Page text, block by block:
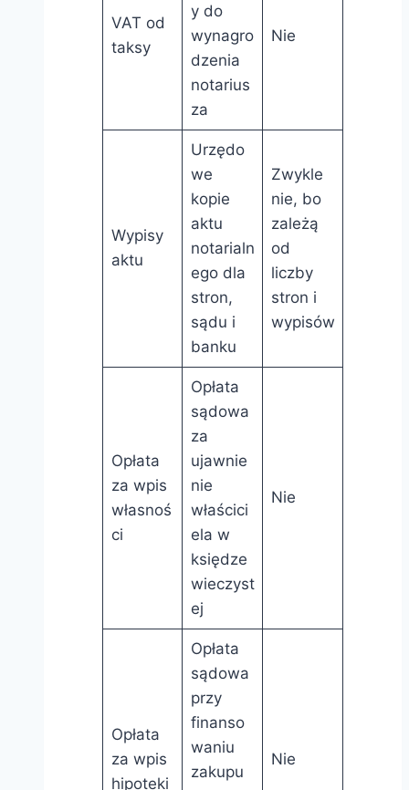
VAT od
taksy
y do
wynagro
dzenia
notarius
za
Nie
Wypisy
aktu
Urzędo
we
kopie
aktu
notarialn
ego dla
stron,
sądu i
banku
Zwykle
nie, bo
zależą
od
liczby
stron i
wypisów
Opłata
za wpis
własnoś
ci
Opłata
sądowa
za
ujawnie
nie
właścici
ela w
księdze
wieczyst
ej
Nie
Opłata
za wpis
hipoteki
Opłata
sądowa
przy
finanso
waniu
zakupu
Nie